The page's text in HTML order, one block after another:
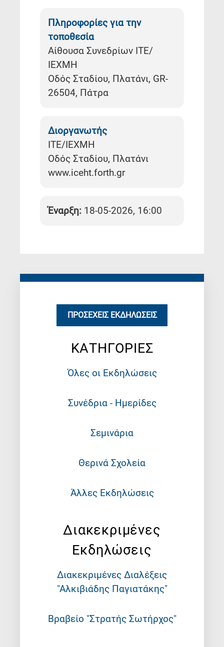
ΠΡΟΣΕΧΕΊΣ ΕΚΔΗΛΏΣΕΙΣ
ΚΑΤΗΓΟΡΙΕΣ
Όλες οι Εκδηλώσεις
Συνέδρια - Ημερίδες
Σεμινάρια
Θερινά Σχολεία
Άλλες Εκδηλώσεις
Διακεκριμένες
Εκδηλώσεις
Διακεκριμένες Διαλέξεις
"Αλκιβιάδης Παγιατάκης"
Βραβείο "Στρατής Σωτήρχος"
Πληροφορίες για την
τοποθεσία
Αίθουσα Συνεδρίων ΙΤΕ/
ΙΕΧΜΗ
Οδός Σταδίου, Πλατάνι, GR-
26504, Πάτρα
Διοργανωτής
ΙΤΕ/ΙΕΧΜΗ
Οδός Σταδίου, Πλατάνι
www.iceht.forth.gr
Έναρξη: 18-05-2026, 16:00